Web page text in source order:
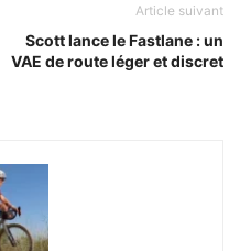
Article suivant
Scott lance le Fastlane : un
VAE de route léger et discret